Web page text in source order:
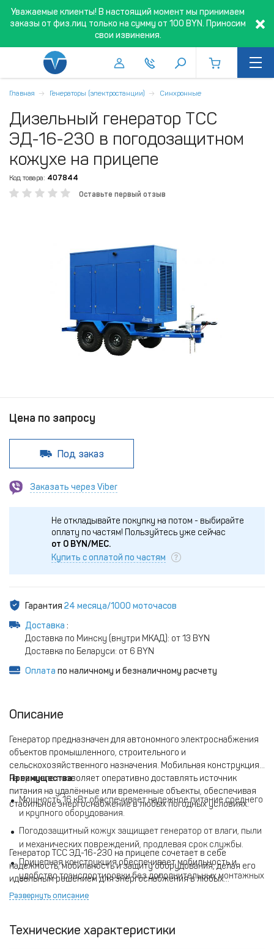
Уважаемые клиенты! В настоящий момент мы принимаем
заказы от физ.лиц только на сумму от 100 BYN. Приносим
свои извинения.
Главная Генераторы (электростанции) Синхронные
Дизельный генератор ТСС
ЭД-16-230 в погодозащитном
кожухе на прицепе
Код товара: 407844
Оставьте первый отзыв
Цена по запросу
Под заказ
Заказать через Viber
Не откладывайте покупку на потом - выбирайте
оплату по частям! Пользуйтесь уже сейчас
от 0 BYN/МЕС.
Купить с оплатой по частям
Гарантия 24 месяца/1000 моточасов
Доставка :
Доставка по Минску (внутри МКАД): от 13 BYN
Доставка по Беларуси: от 6 BYN
Оплата по наличному и безналичному расчету
Описание
Генератор предназначен для автономного электроснабжения
объектов промышленного, строительного и
сельскохозяйственного назначения. Мобильная конструкция
на прицепе позволяет оперативно доставлять источник
питания на удалённые или временные объекты, обеспечивая
стабильное энергоснабжение в любых погодных условиях.
Преимущества:
Мощность 16 кВт обеспечивает надежное питание среднего
и крупного оборудования.
Погодозащитный кожух защищает генератор от влаги, пыли
и механических повреждений, продлевая срок службы.
Прицепная конструкция обеспечивает мобильность и
удобство транспортировки без дополнительных монтажных
обслуживания.
Генератор ТСС ЭД-16-230 на прицепе сочетает в себе
надежность, мобильность и защиту оборудования, делая его
идеальным решением для энергоснабжения в любых
условиях.
Развернуть описание
Технические характеристики